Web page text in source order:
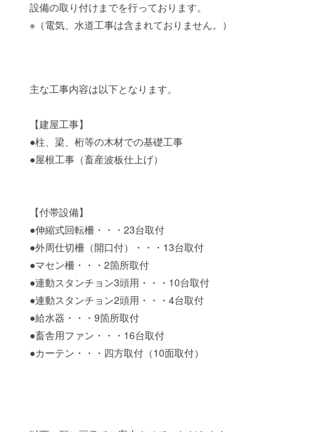
設備の取り付けまでを行っております。
※（電気、水道工事は含まれておりません。）
主な工事内容は以下となります。
【建屋工事】
●柱、梁、桁等の木材での基礎工事
●屋根工事（畜産波板仕上げ）
【付帯設備】
●伸縮式回転柵・・・23台取付
●外周仕切柵（開口付）・・・13台取付
●マセン柵・・・2箇所取付
●連動スタンチョン3頭用・・・10台取付
●連動スタンチョン2頭用・・・4台取付
●給水器・・・9箇所取付
●畜舎用ファン・・・16台取付
●カーテン・・・四方取付（10面取付）